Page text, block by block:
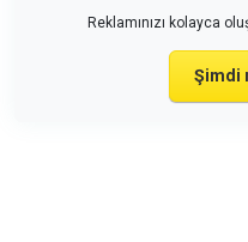
Reklamınızı kolayca
Şimdi